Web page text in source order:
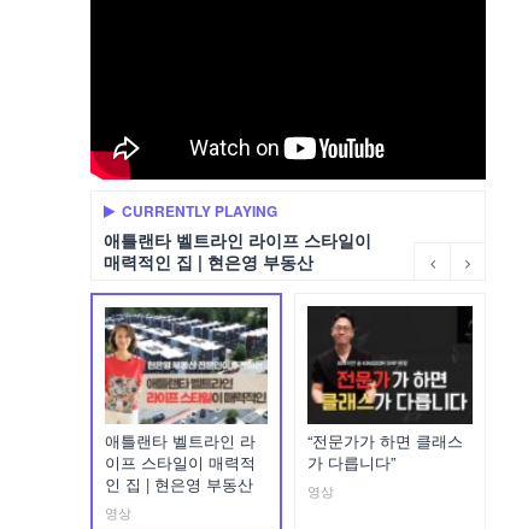
CURRENTLY PLAYING
애틀랜타 벨트라인 라이프 스타일이
매력적인 집 | 현은영 부동산
애틀랜타 벨트라인 라
이프 스타일이 매력적
인 집 | 현은영 부동산
영상
“전문가가 하면 클래스
가 다릅니다”
영상